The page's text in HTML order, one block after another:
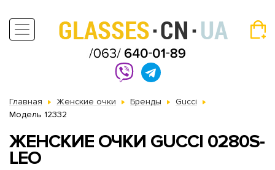
Главная Женские очки Бренды
Gucci
Модель 12332
ЖЕНСКИЕ ОЧКИ GUCCI 0280S-
LEO